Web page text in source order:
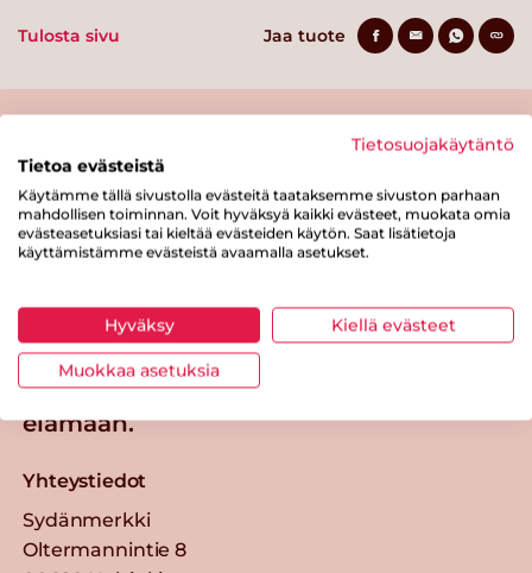
Tulosta sivu Jaa tuote
Tästä merkistä tunnistat
Takaisin ylös
Sydänmerkki — Paremmat eväät
elämään.
Yhteystiedot
Sydänmerkki
Oltermannintie 8
Tietosuojakäytäntö
Tietoa evästeistä
Käytämme tällä sivustolla evästeitä taataksemme sivuston parhaan
mahdollisen toiminnan. Voit hyväksyä kaikki evästeet, muokata omia
evästeasetuksiasi tai kieltää evästeiden käytön. Saat lisätietoja
käyttämistämme evästeistä avaamalla asetukset.
Hyväksy Kiellä evästeet
Muokkaa asetuksia